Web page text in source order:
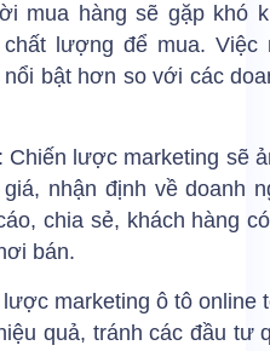
mua hàng sẽ gặp khó
lượng để mua. Việc
bật hơn so với các
Chiến lược marketing sẽ
nhận định về doanh
chia sẻ, khách hàng
bán.
marketing ô tô online
quả, tránh các đầu tư